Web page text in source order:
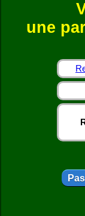
une